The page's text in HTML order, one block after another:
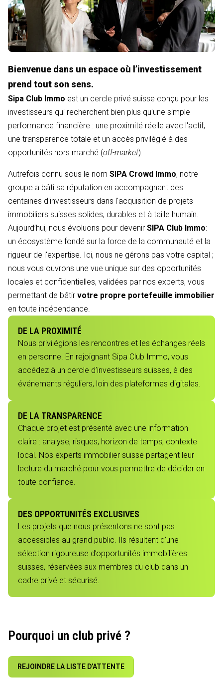
Bienvenue dans un espace où l’investissement
prend tout son sens.
Sipa Club Immo est un cercle privé suisse conçu pour les
investisseurs qui recherchent bien plus qu'une simple
performance financière : une proximité réelle avec l'actif,
une transparence totale et un accès privilégié à des
opportunités hors marché (off-market).
Autrefois connu sous le nom SIPA Crowd Immo, notre
groupe a bâti sa réputation en accompagnant des
centaines d'investisseurs dans l'acquisition de projets
immobiliers suisses solides, durables et à taille humain.
Aujourd’hui, nous évoluons pour devenir SIPA Club Immo:
un écosystème fondé sur la force de la communauté et la
rigueur de l'expertise. Ici, nous ne gérons pas votre capital ;
nous vous ouvrons une vue unique sur des opportunités
locales et confidentielles, validées par nos experts, vous
permettant de bâtir votre propre portefeuille immobilier
en toute indépendance.
DE LA PROXIMITÉ
Nous privilégions les rencontres et les échanges réels
en personne. En rejoignant Sipa Club Immo, vous
accédez à un cercle d’investisseurs suisses, à des
événements réguliers, loin des plateformes digitales.
DE LA TRANSPARENCE
Chaque projet est présenté avec une information
claire : analyse, risques, horizon de temps, contexte
local. Nos experts immobilier suisse partagent leur
lecture du marché pour vous permettre de décider en
toute confiance.
DES OPPORTUNITÉS EXCLUSIVES
Les projets que nous présentons ne sont pas
accessibles au grand public. Ils résultent d’une
sélection rigoureuse d’opportunités immobilières
suisses, réservées aux membres du club dans un
cadre privé et sécurisé.
Pourquoi un club privé ?
REJOINDRE LA LISTE D’ATTENTE